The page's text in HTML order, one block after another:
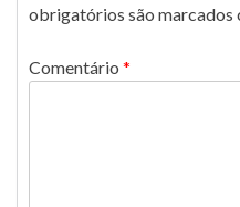
obrigatórios são marcados
Comentário *